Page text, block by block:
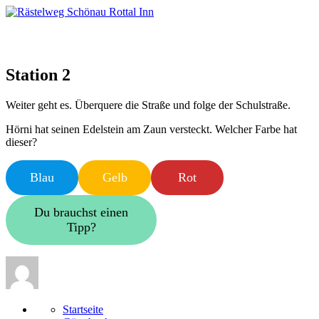
Skip
Station 2
Weiter geht es. Überquere die Straße und folge der Schulstraße.
Hörni hat seinen Edelstein am Zaun versteckt. Welcher Farbe hat
dieser?
Blau Gelb Rot
Du brauchst einen
Tipp?
all
posts
loyol
Startseite